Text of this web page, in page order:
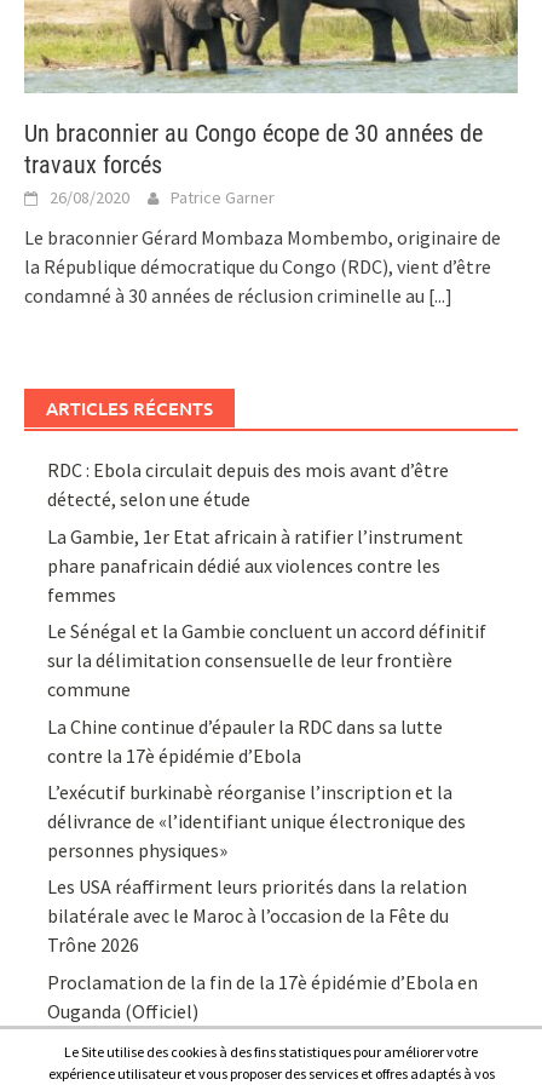
Un braconnier au Congo écope de 30 années de
travaux forcés
26/08/2020 Patrice Garner
Le braconnier Gérard Mombaza Mombembo, originaire de
la République démocratique du Congo (RDC), vient d’être
condamné à 30 années de réclusion criminelle au [...]
ARTICLES RÉCENTS
RDC : Ebola circulait depuis des mois avant d’être
détecté, selon une étude
La Gambie, 1er Etat africain à ratifier l’instrument
phare panafricain dédié aux violences contre les
femmes
Le Sénégal et la Gambie concluent un accord définitif
sur la délimitation consensuelle de leur frontière
commune
La Chine continue d’épauler la RDC dans sa lutte
contre la 17è épidémie d’Ebola
L’exécutif burkinabè réorganise l’inscription et la
délivrance de «l’identifiant unique électronique des
personnes physiques»
Les USA réaffirment leurs priorités dans la relation
bilatérale avec le Maroc à l’occasion de la Fête du
Trône 2026
Proclamation de la fin de la 17è épidémie d’Ebola en
Ouganda (Officiel)
Le Site utilise des cookies à des fins statistiques pour améliorer votre
expérience utilisateur et vous proposer des services et offres adaptés à vos